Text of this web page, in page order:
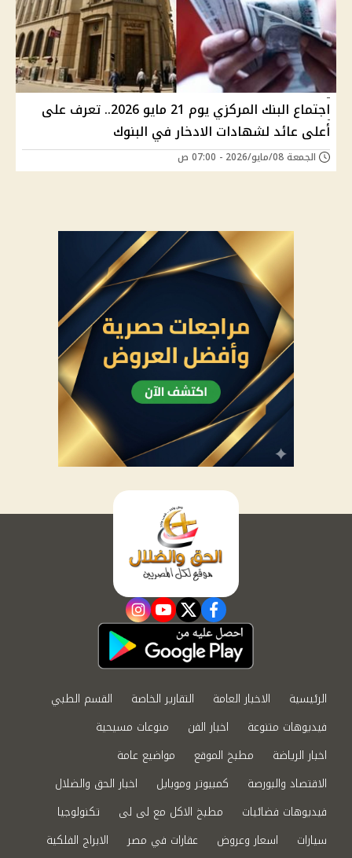
اجتماع البنك المركزي يوم 21 مايو 2026.. تعرف على
أعلى عائد لشهادات الادخار في البنوك
الجمعة 08/مايو/2026 - 07:00 ص
facebook
twitter
youtube
instagram
الرئيسية الاخبار العامة التقارير الخاصة
القسم الطبي
فيديوهات متنوعة
اخبار الفن
منوعات مسيحية
اخبار الرياضة
مطبخ الموقع
مواضيع عامة
الاقتصاد والبورصة
كمبيوتر وموبايل
اخبار الحق والضلال
فيديوهات فضائيات
مطبخ الاكل مع لى لى
تكنولوجيا
سيارات
اسعار وعروض عقارات في مصر
الابراج الفلكية